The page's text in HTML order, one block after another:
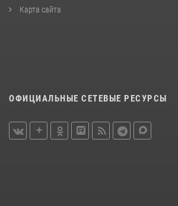
Карта сайта
ОФИЦИАЛЬНЫЕ СЕТЕВЫЕ РЕСУРСЫ